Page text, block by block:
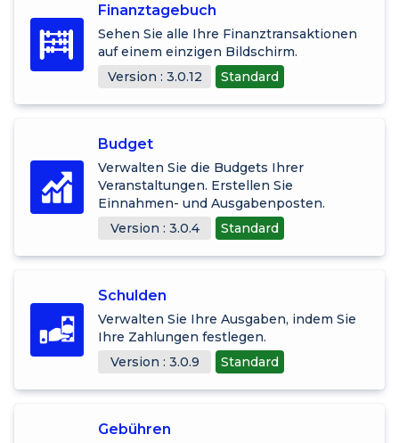
Finanztagebuch
Sehen Sie alle Ihre Finanztransaktionen
auf einem einzigen Bildschirm.
Version : 3.0.12
Standard
Budget
Verwalten Sie die Budgets Ihrer
Veranstaltungen. Erstellen Sie
Einnahmen- und Ausgabenposten.
Version : 3.0.4
Standard
Schulden
Verwalten Sie Ihre Ausgaben, indem Sie
Ihre Zahlungen festlegen.
Version : 3.0.9
Standard
Gebühren